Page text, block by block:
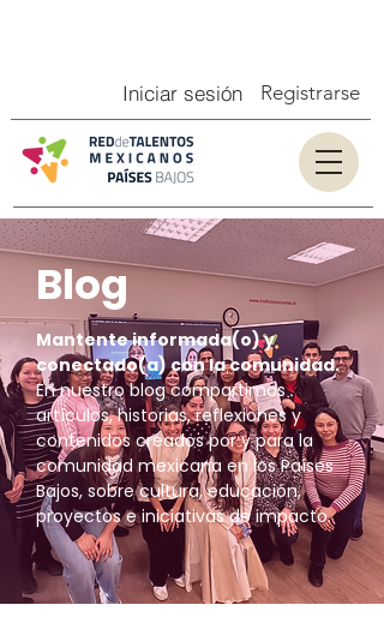
Iniciar sesión Registrarse
Blog
Mantente informada(o) y
conectado(a) con la comunidad.
En nuestro blog compartimos
artículos, historias, reflexiones y
contenidos creados por y para la
comunidad mexicana en los Países
Bajos, sobre cultura, educación,
proyectos e iniciativas de impacto.